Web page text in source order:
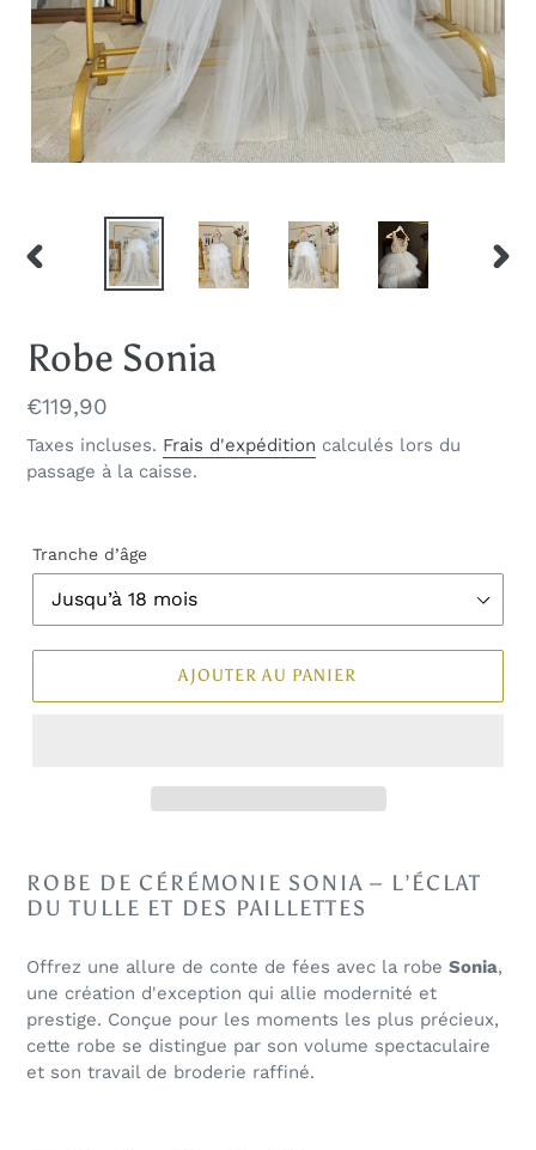
DIAPOSITIVE
Robe Sonia
Prix
normal
€119,90
Taxes incluses. Frais d'expédition calculés lors du
passage à la caisse.
Tranche d’âge
AJOUTER AU PANIER
ROBE DE CÉRÉMONIE SONIA – L’ÉCLAT
DU TULLE ET DES PAILLETTES
Offrez une allure de conte de fées avec la robe Sonia,
une création d'exception qui allie modernité et
prestige. Conçue pour les moments les plus précieux,
cette robe se distingue par son volume spectaculaire
et son travail de broderie raffiné.